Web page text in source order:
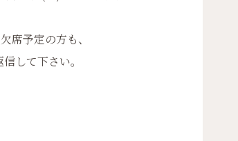
予定の方も、
信して下さい。